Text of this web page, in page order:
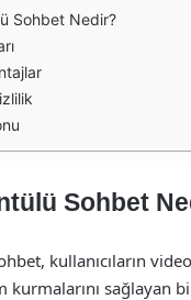
Sohbet Nedir?
Sohbet
kullanıcıların video
kurmalarını sağlayan